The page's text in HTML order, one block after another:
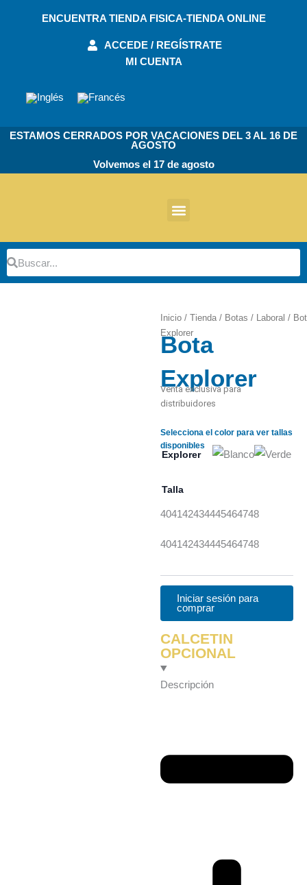
ENCUENTRA TIENDA FISICA-TIENDA ONLINE
ACCEDE / REGÍSTRATE
MI CUENTA
ESTAMOS CERRADOS POR VACACIONES DEL 3 AL 16 DE
AGOSTO
Volvemos el 17 de agosto
BuscarBuscar
Zoom
Inicio / Tienda / Botas / Laboral /
Explorer
Bota
Explorer
Venta exclusiva para
distribuidores
Selecciona el color para ver tallas
disponibles
Explorer
Talla
4041 42434445464748
4041 42434445464748
Iniciar sesión para
comprar
CALCETIN
OPCIONAL
Descripción